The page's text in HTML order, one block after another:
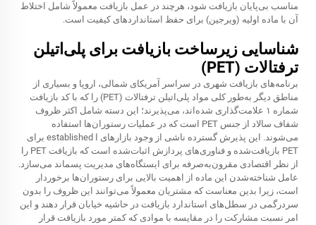
مناسب بی‌پایان بازیافت شود، هرچند در عمل بازیافت معمولاً شامل اختلاط
آن با ماده اولیه (ویرجین) برای حفظ استانداردهای کیفیت است.
شناسایی زیرساخت بازیافت برای پلی‌اتیلن
ترفتالات (PET)
برنامه‌های بازیافت شهری در سراسر آمریکای شمالی، اروپا و بسیاری از
مناطق دیگر به‌طور کلی مواد پلی‌اتیلن ترفتالات (PET) را که با کد بازیافت
شماره ۱ علامت‌گذاری شده‌اند، می‌پذیرند؛ این دسته شامل اکثر ظروف
شفاف سالاد از جنس PET است که در عملیات رستوران‌ها استفاده
می‌شوند. این پذیرش گسترده ناشی از وجود بازارهای ا established برای
PET بازیافت‌شده و فناوری‌های پردازش اثبات‌شده است که بازیافت PET را
از نظر اقتصادی مقرون‌به‌صرفه برای ایستگاه‌های مدیریت پسماند می‌سازد.
عامل شناخته‌شدن این ماده از اهمیت بالایی برای رستوران‌ها برخوردار
است، زیرا بدین معناست که مشتریان معمولاً می‌توانند این ظروف را بدون
سردرگمی در سطل‌های استاندارد بازیافت در حاشیه خیابان قرار دهند و این
امر نسبت مشارکت را در مقایسه با موادی که کمتر مورد بازیافت قرار